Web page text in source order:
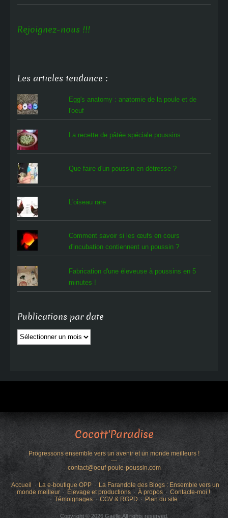
Rejoignez-nous !!!
Les articles tendance :
Egg's anatomy : anatomie de la poule et de
l'oeuf
La recette de pâtée spéciale poussins
Que faire d'un poussin en détresse ?
L'oiseau rare
Comment savoir si les œufs en cours
d'incubation contiennent un poussin ?
Fabrication d'une éleveuse à poussins en 5
minutes !
Publications par date
Publications
par
Cocott'Paradise
Progressons ensemble vers un avenir et un monde meilleurs !
---
contact@oeuf-poule-poussin.com
Accueil La e-boutique OPP
La Farandole des Blogs : Ensemble vers un
monde meilleur
Élevage et productions À propos
Contacte-moi !
Témoignages
CGV & RGPD Plan du site
Copyright © 2026 Gaëlle.All rights reserved.